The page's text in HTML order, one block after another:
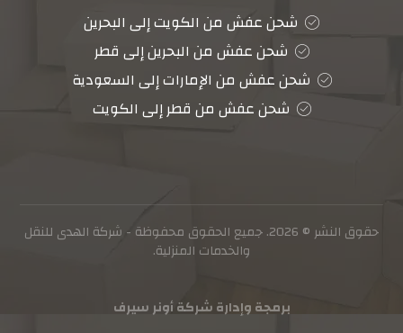
شحن عفش من الكويت إلى البحرين
شحن عفش من البحرين إلى قطر
شحن عفش من الإمارات إلى السعودية
شحن عفش من قطر إلى الكويت
حقوق النشر © 2026. جميع الحقوق محفوظة - شركة الهدى للنقل
والخدمات المنزلية.
برمجة وإدارة شركة أونر سيرف